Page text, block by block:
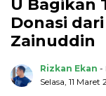
U Bagikan
Donasi
Zainuddin
Rizkan Ekan -
Selasa, 11